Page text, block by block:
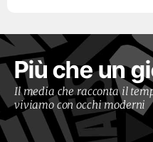
Più che un
Il media che racconta il
viviamo con occhi moderni